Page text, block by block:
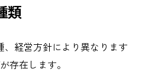
類
経営方針により異なります
存在します。